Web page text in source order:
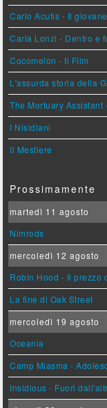
Carlo Acutis - Il
Carla Lonzi - Dentro e
Cocomelon - Il Film
L'assurda storia della
The Mortuary
I Nisidiani
Il Mestiere
Prossimamente
martedì 11 agosto
Nimrods
mercoledì 12 agosto
Robin Hood - Il prezzo
La fine di Oak Street
mercoledì 19 agosto
Oceania
Camp Miasma -
Insidious - Fuori